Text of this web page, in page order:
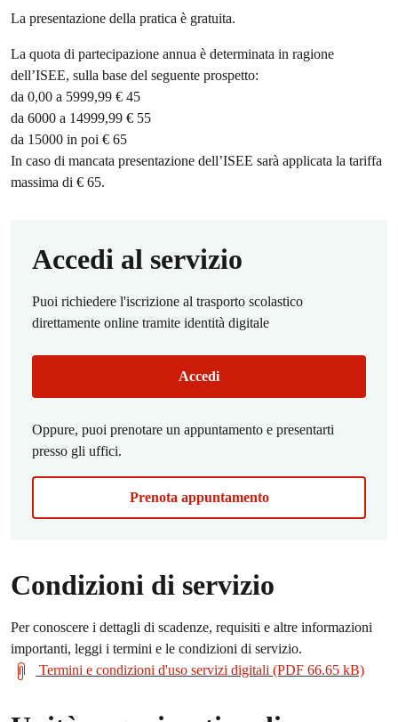
La presentazione della pratica è gratuita.
La quota di partecipazione annua è determinata in ragione
dell’ISEE, sulla base del seguente prospetto:
da 0,00 a 5999,99 € 45
da 6000 a 14999,99 € 55
da 15000 in poi € 65
In caso di mancata presentazione dell’ISEE sarà applicata la tariffa
massima di € 65.
Accedi al servizio
Puoi richiedere l'iscrizione al trasporto scolastico
direttamente online tramite identità digitale
Accedi
Oppure, puoi prenotare un appuntamento e presentarti
presso gli uffici.
Prenota appuntamento
Condizioni di servizio
Per conoscere i dettagli di scadenze, requisiti e altre informazioni
importanti, leggi i termini e le condizioni di servizio.
Termini e condizioni d'uso servizi digitali (PDF 66.65 kB)